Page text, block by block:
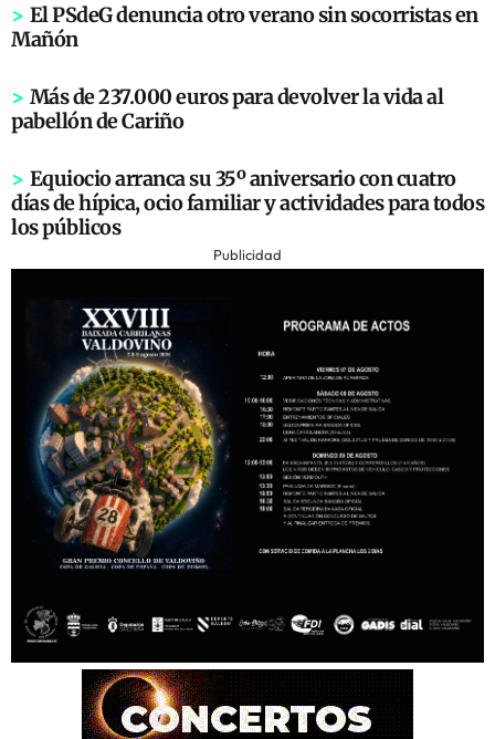
> El PSdeG denuncia otro verano sin socorristas en
Mañón
> Más de 237.000 euros para devolver la vida al
pabellón de Cariño
> Equiocio arranca su 35º aniversario con cuatro
días de hípica, ocio familiar y actividades para todos
los públicos
Publicidad